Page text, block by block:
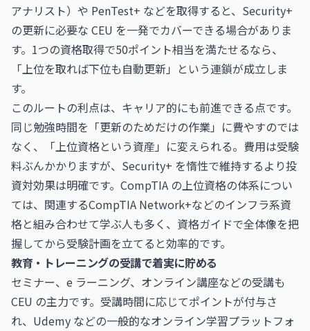
アナリスト）や PenTest+ などを取得すると、Security+
の更新に必要な CEU を一発でカバーできる場合がありま
す。1つの資格取得で50ポイント相当を満たせるなら、
「上位を取れば下位も自動更新」という連鎖が成立しま
す。
このルートの利点は、キャリア的にも前進できる点です。
同じ勉強時間を「更新のためだけの作業」に費やすのでは
なく、「上位資格という資産」に変えられる。費用は受験
料ぶんかかりますが、Security+ を惰性で維持するより投
資対効果は明確です。CompTIA の上位資格の体系につい
ては、関連するCompTIA Network+などのインフラ系資
格と組み合わせて学ぶ人も多く、資格ガイドで全体像を把
握してから受験計画を立てると効率的です。
教育・トレーニングの受講で着実に貯める
セミナー、e ラーニング、オンライン講座などの受講も
CEU の主力です。受講時間に応じてポイントが付与さ
れ、Udemy などの一般的なオンライン学習プラットフォ